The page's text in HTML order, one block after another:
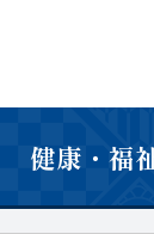
健康・福